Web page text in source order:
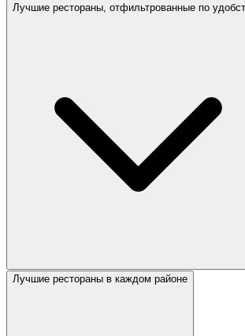
Лучшие рестораны, отфильтрованные по
Лучшие рестораны в каждом районе